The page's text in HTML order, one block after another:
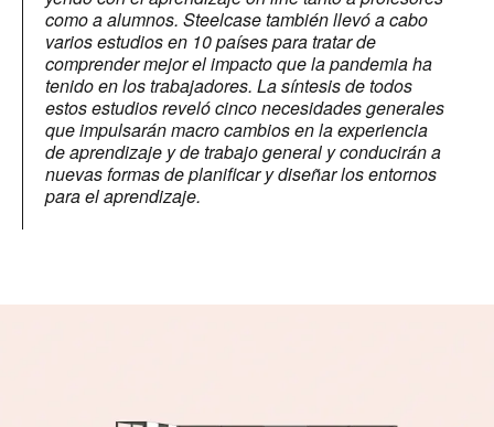
como a alumnos. Steelcase también llevó a cabo
varios estudios en 10 países para tratar de
comprender mejor el impacto que la pandemia ha
tenido en los trabajadores. La síntesis de todos
estos estudios reveló cinco necesidades generales
que impulsarán macro cambios en la experiencia
de aprendizaje y de trabajo general y conducirán a
nuevas formas de planificar y diseñar los entornos
para el aprendizaje.